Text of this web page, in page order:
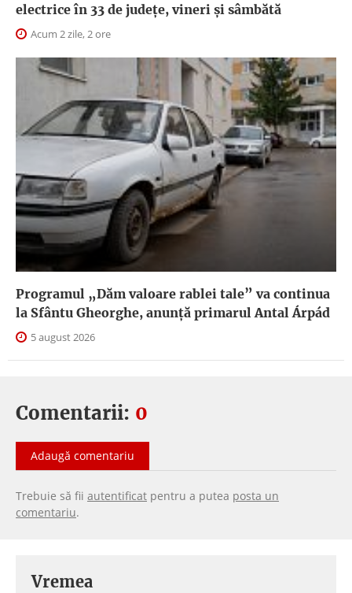
electrice în 33 de județe, vineri și sâmbătă
Acum 2 zile, 2 ore
Programul „Dăm valoare rablei tale” va continua
la Sfântu Gheorghe, anunţă primarul Antal Árpád
5 august 2026
Comentarii: 0
Adaugă comentariu
Trebuie să fii autentificat pentru a putea posta un
comentariu.
Vremea